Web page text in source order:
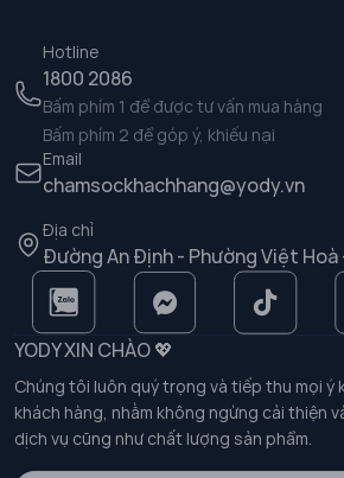
Hotline
1800 2086
Bấm phím 1 để được tư vấn mua hàng
Bấm phím 2 để góp ý, khiếu nại
Email
chamsockhachhang@yody.vn
Địa chỉ
Đường An Định - Phường Việt Hoà
YODY XIN CHÀO 💖
Chúng tôi luôn quý trọng và tiếp thu mọi ý
khách hàng, nhằm không ngừng cải thiện
dịch vụ cũng như chất lượng sản phẩm.